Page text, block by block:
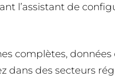
l’assistant de
complètes,
des secteurs